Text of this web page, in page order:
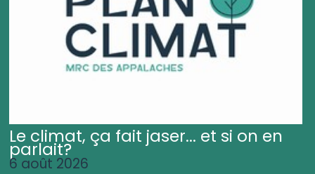
Le climat, ça fait jaser... et si on en
parlait?
6 août 2026